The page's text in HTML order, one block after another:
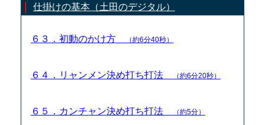
仕掛けの基本（土田のデジタル）
６３．初動のかけ方 （約6分40秒）
６４．リャンメン決め打ち打法 （約6分20秒）
６５．カンチャン決め打ち打法 （約5分）